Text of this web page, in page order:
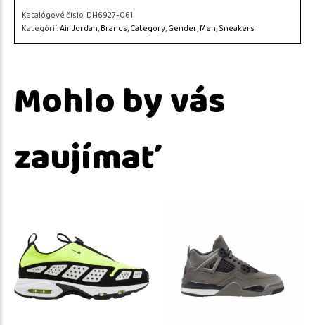
Katalógové číslo:DH6927-061
Kategórií:Air Jordan,Brands,Category,Gender,Men,Sneakers
Mohlo by vás
zaujímať